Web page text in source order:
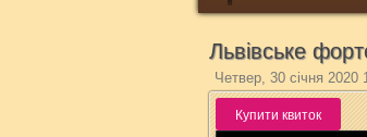
Львівське
Четвер, 30 січня 2020
Купити квиток